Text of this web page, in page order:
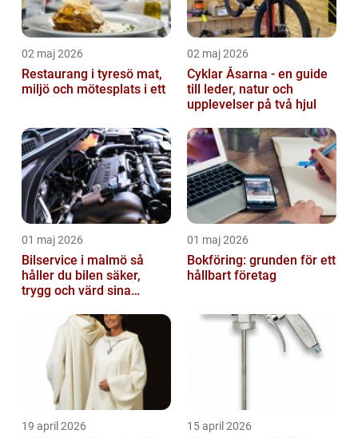
02 maj 2026
Restaurang i tyresö mat,
miljö och mötesplats i ett
02 maj 2026
Cyklar Åsarna - en guide
till leder, natur och
upplevelser på två hjul
01 maj 2026
Bilservice i malmö så
håller du bilen säker,
trygg och värd sina
01 maj 2026
Bokföring: grunden för ett
hållbart företag
19 april 2026 15 april 2026